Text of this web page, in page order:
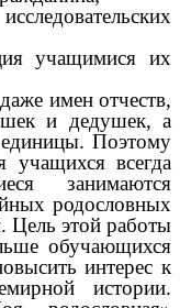
учащимися их
имен отчеств,
и дедушек, а
Поэтому
всегда
занимаются
родословных
Цель этой работы
обучающихся
интерес к
истории.